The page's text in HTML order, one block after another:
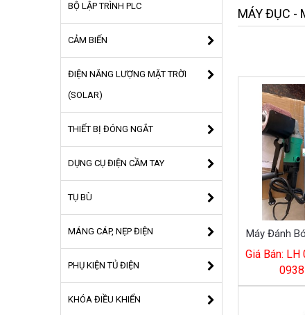
BỘ LẬP TRÌNH PLC
CẢM BIẾN
ĐIỆN NĂNG LƯỢNG MẶT TRỜI
(SOLAR)
THIẾT BỊ ĐÓNG NGẮT
DỤNG CỤ ĐIỆN CẦM TAY
TỤ BÙ
MÁNG CÁP, NẸP ĐIỆN
PHỤ KIỆN TỦ ĐIỆN
KHÓA ĐIỀU KHIỂN
MÁY ĐỤC -
Máy Đánh
Giá Bán: